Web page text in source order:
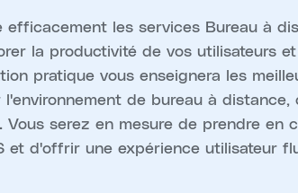
les services Bureau à
la productivité de vos utilisateurs
pratique vous enseignera les
de bureau à distance,
serez en mesure de prendre en
et d'offrir une expérience utilisateur